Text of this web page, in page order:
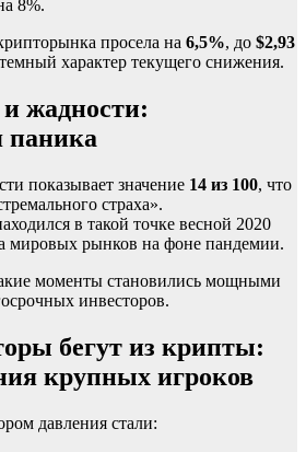
8%.
просела на 6,5%, до $2,93
характер текущего снижения.
жадности:
паника
показывает значение 14 из 100, что
страха».
в такой точке весной 2020
мировых рынков на фоне пандемии.
моменты становились мощными
инвесторов.
бегут из крипты:
крупных игроков
давления стали: